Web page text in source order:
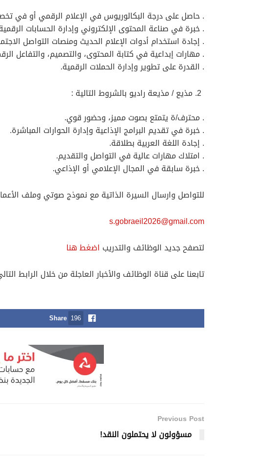
. حاصل على درجة البكالوريوس في الإعلام الرقمي أو في
. خبرة في صناعة المحتوى الإلكتروني وإدارة الحسابات
. إجادة استخدام أدوات الإعلام الحديث ومنصات التواصل
. مهارات إبداعية في كتابة المحتوى، والتصميم، والتفاعل
. القدرة على تطوير وإدارة الحملات الرقمية.
مذيع / مذيعة راديو بالشروط التالية :
. محترف/ة يتمتع بصوت مميز، وحضور قوي.
. خبرة في تقديم البرامج الإذاعية وإدارة الحوارات المباشرة.
. إجادة اللغة العربية بطلاقة.
. امتلاك مهارات عالية في التواصل والتقديم.
. خبرة سابقة في المجال الإعلامي أو الإذاعي.
للتواصل وارسال السيرة الذاتية مع نموذج صوتي وملف
s.gobraeil2026@gmail.com
لتصفح جديد الوظائف والتدريب اضغط هنا
تابعنا على قناة الوظائف والأخبار العاجلة من خلال الرابط
Share 196
Previous Post
مسؤولون لا يحتملون النقد!